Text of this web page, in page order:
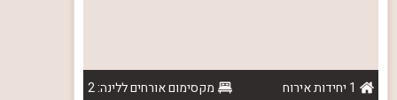
1 יחידות אירוח
מקסימום אורחים ללינה: 2